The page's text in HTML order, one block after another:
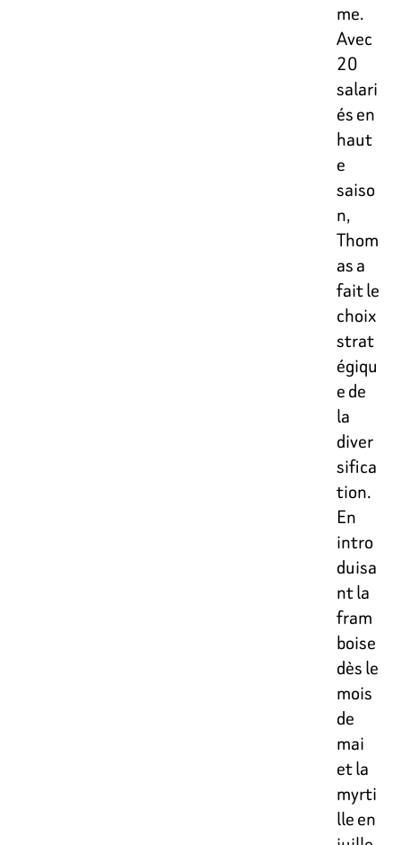
me.
Avec
20
salari
és en
haut
e
saiso
n,
Thom
as a
fait le
choix
strat
égiqu
e de
la
diver
sifica
tion.
En
intro
duisa
nt la
fram
boise
dès le
mois
de
mai
et la
myrti
lle en